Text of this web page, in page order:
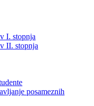
I. stopnja
II. stopnja
posameznih